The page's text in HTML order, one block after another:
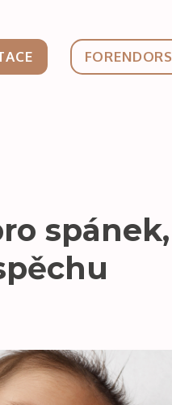
FORENDORS
spánek,